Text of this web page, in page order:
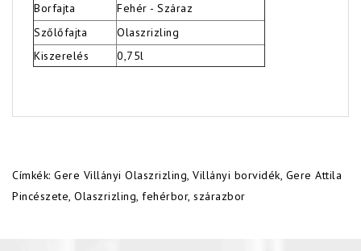
Borfajta
Fehér - Száraz
Szőlőfajta
Olaszrizling
Kiszerelés
0,75l
Címkék: Gere Villányi Olaszrizling, Villányi borvidék, Gere Attila
Pincészete, Olaszrizling, fehérbor, szárazbor